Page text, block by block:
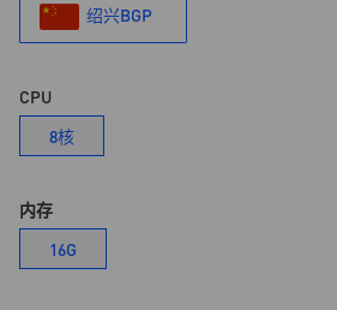
绍兴BGP
CPU
8核
内存
16G